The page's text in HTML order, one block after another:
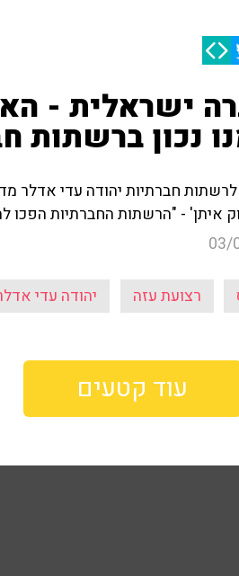
ישראלית -
נכון ברשתות
חברתיות יהודה עדי אדלר
איתן' - "הרשתות החברתיות הפכו
03/
רצועת עזה יהודה עדי
עוד קטעים